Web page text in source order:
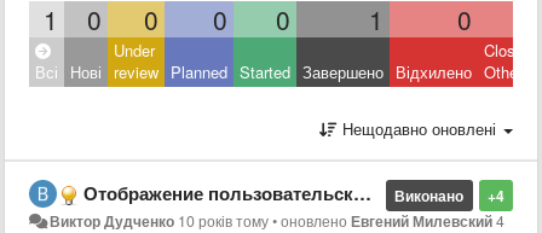
1 0 0 0 0 1 0
Всі Нові
Under
review Planned Started Завершено Відхилено
Closed:
Other
Нещодавно оновлені
+4
Виконано
Отображение пользовательских полей на вкладке сотрудники
Виктор Дудченко 10 років тому•оновленоЕвгений Милевский4